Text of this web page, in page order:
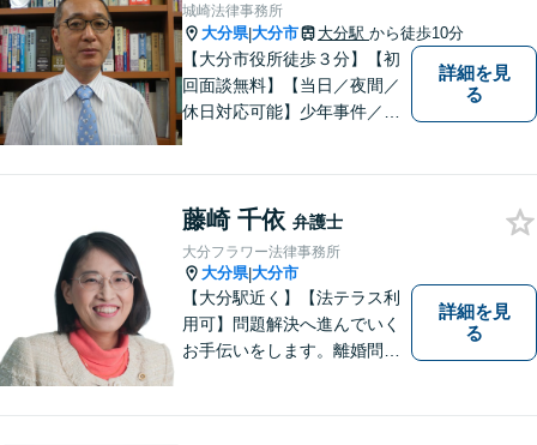
城崎法律事務所
大分県|大分市 大分駅 から徒歩10分
【大分市役所徒歩３分】【初
回面談無料】【当日／夜間／
休日対応可能】少年事件／家
ービスを受けられるべく、社
会正義の実現のために最善を
尽くします。
詳細を見
る
藤崎 千依 弁護士
大分フラワー法律事務所
大分県|大分市
【大分駅近く】【法テラス利
用可】問題解決へ進んでいく
お手伝いをします。離婚問題
詳細を見
る